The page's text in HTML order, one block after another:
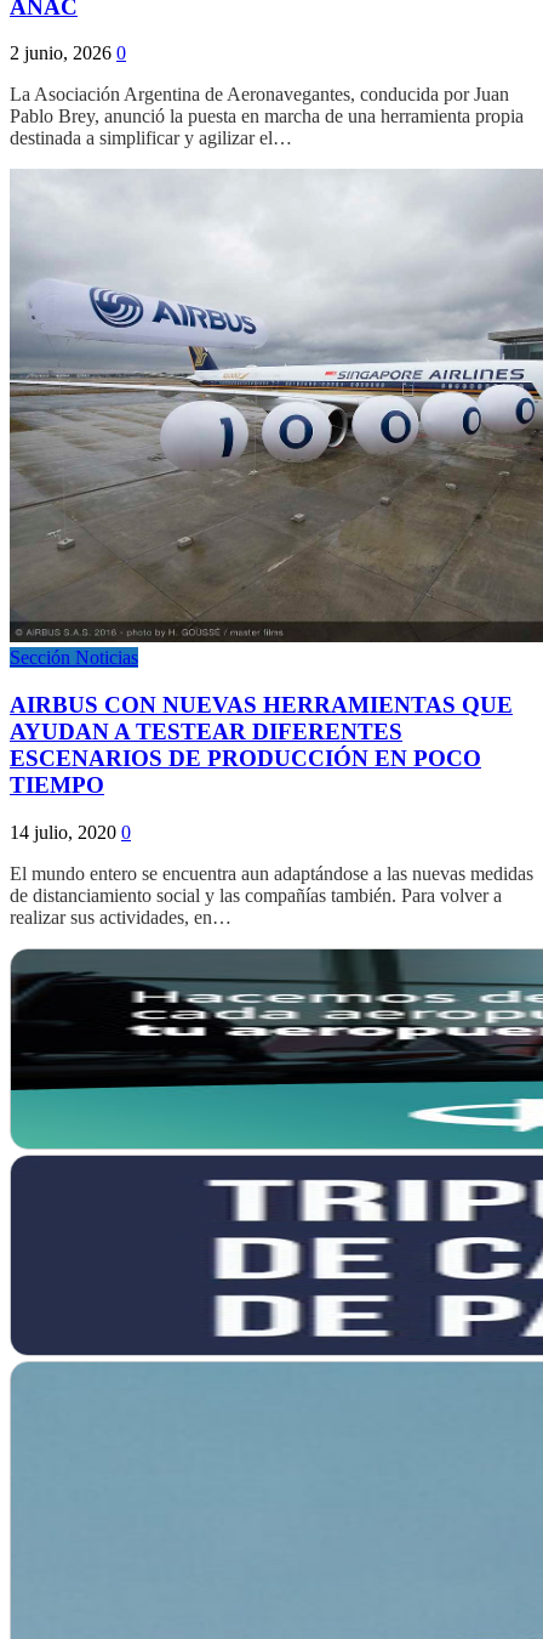
ANAC
2 junio, 2026 0
La Asociación Argentina de Aeronavegantes, conducida por Juan
Pablo Brey, anunció la puesta en marcha de una herramienta propia
destinada a simplificar y agilizar el…
Sección Noticias
AIRBUS CON NUEVAS HERRAMIENTAS QUE
AYUDAN A TESTEAR DIFERENTES
ESCENARIOS DE PRODUCCIÓN EN POCO
TIEMPO
14 julio, 2020 0
El mundo entero se encuentra aun adaptándose a las nuevas medidas
de distanciamiento social y las compañías también. Para volver a
realizar sus actividades, en…